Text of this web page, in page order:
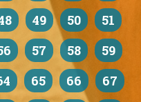
49 50
51
57 58
59
65 66
67